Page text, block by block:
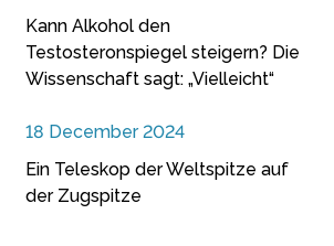
Kann Alkohol den
Testosteronspiegel steigern? Die
Wissenschaft sagt: „Vielleicht“
18 December 2024
Ein Teleskop der Weltspitze auf
der Zugspitze